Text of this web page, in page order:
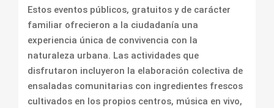
Estos eventos públicos, gratuitos y de carácter
familiar ofrecieron a la ciudadanía una
experiencia única de convivencia con la
naturaleza urbana. Las actividades que
disfrutaron incluyeron la elaboración colectiva de
ensaladas comunitarias con ingredientes frescos
cultivados en los propios centros, música en vivo,